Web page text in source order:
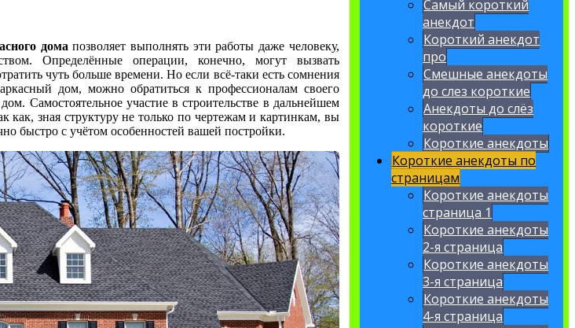
дома позволяет выполнять эти работы даже человеку,
Определённые операции, конечно, могут вызвать
чуть больше времени. Но если всё-таки есть сомнения
дом, можно обратиться к профессионалам своего
Самостоятельное участие в строительстве в дальнейшем
как, зная структуру не только по чертежам и картинкам, вы
быстро с учётом особенностей вашей постройки.
Самый короткий
анекдот
Короткий анекдот
про
Смешные анекдоты
до слез короткие
Анекдоты до слёз
короткие
Короткие анекдоты
Короткие анекдоты по
страницам
Короткие анекдоты
страница 1
Короткие анекдоты
2-я страница
Короткие анекдоты
3-я страница
Короткие анекдоты
4-я страница